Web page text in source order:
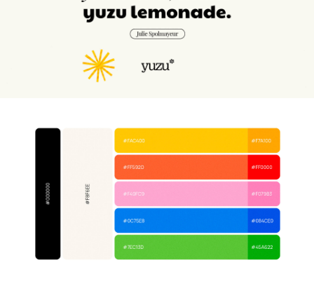
synergies, leur permettant de se
développer à leur plein potentiel.
Ensemble, nous avons conçu une
sur tous supports. Nous
transmettons l'énergie qui se
dégage quand on fait la
connaissance de l'équipe et de
leurs ambitions pour celles et ceux
qu'ils accompagnent.